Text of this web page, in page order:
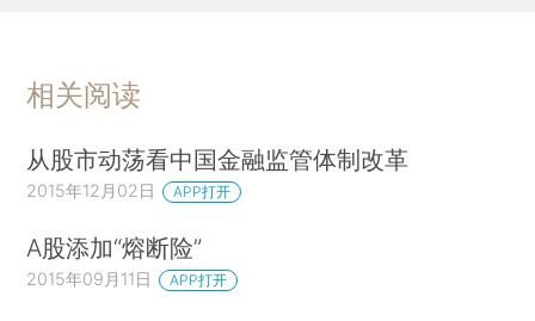
相关阅读
从股市动荡看中国金融监管体制改革
2015年12月02日 APP打开
A股添加“熔断险”
2015年09月11日 APP打开